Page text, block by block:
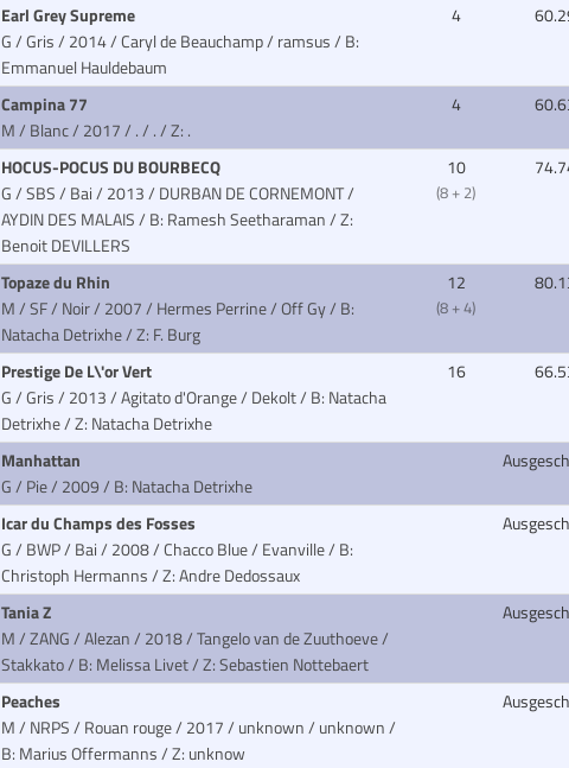
Earl Grey Supreme
G / Gris / 2014 / Caryl de Beauchamp / ramsus/ B:
Emmanuel Hauldebaum
4
Campina 77
M / Blanc / 2017 / . / ./ Z: .
4
HOCUS-POCUS DU BOURBECQ
G / SBS / Bai / 2013 / DURBAN DE CORNEMONT /
AYDIN DES MALAIS/ B: Ramesh Seetharaman / Z:
Benoit DEVILLERS
10
(8 + 2)
Topaze du Rhin
M / SF / Noir / 2007 / Hermes Perrine / Off Gy/ B:
Natacha Detrixhe / Z: F. Burg
12
(8 + 4)
Prestige De L\'or Vert
G / Gris / 2013 / Agitato d'Orange / Dekolt/ B: Natacha
Detrixhe / Z: Natacha Detrixhe
16
Manhattan
G / Pie / 2009/ B: Natacha Detrixhe
Icar du Champs des Fosses
G / BWP / Bai / 2008 / Chacco Blue / Evanville/ B:
Christoph Hermanns / Z: Andre Dedossaux
Tania Z
M / ZANG / Alezan / 2018 / Tangelo van de Zuuthoeve /
Stakkato/ B: Melissa Livet / Z: Sebastien Nottebaert
Peaches
M / NRPS / Rouan rouge / 2017 / unknown / unknown/
B: Marius Offermanns / Z: unknow